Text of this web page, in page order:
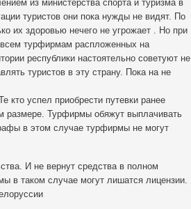
из министерства спорта и туризма в
туристов они пока нужды не видят. По
их здоровью нечего не угрожает . Но при
турфирмам распложенных на
республики настоятельно советуют не
туристов в эту страну. Пока на не
кто успел приобрести путевки ранее
размере. Турфирмы обяжут выплачивать
в этом случае турфирмы не могут
И не вернут средства в полном
в таком случае могут лишатся лицензии.